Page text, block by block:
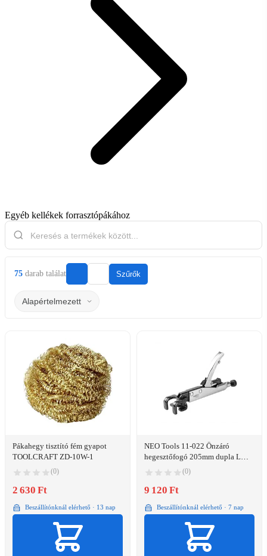
Egyéb kellékek forrasztópákához
75 darab találat Szűrők
Pákahegy tisztító fém gyapot
TOOLCRAFT ZD-10W-1
(0)
2 630 Ft
Beszállítónknál elérhető · 13 nap
NEO Tools 11-022 Önzáró
hegesztőfogó 205mm dupla L
(0)
9 120 Ft
Beszállítónknál elérhető · 7 nap